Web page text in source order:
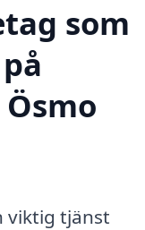
som
viktig tjänst